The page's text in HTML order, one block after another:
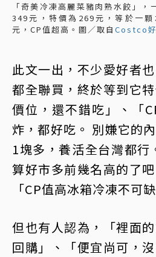
「奇美冷凍高麗菜豬肉熟水餃」
349元，特價為269元，等於一
元，CP值超高。圖／取自 Costco好
此文一出，不少愛好者
都全聯買，終於等到它
價位，還不錯吃」、「
炸，都好吃。 別嫌它的
1塊多，養活全台灣都行
算好市多前幾名高的了
「CP值高冰箱冷凍不可
但也有人認為，「裡面
回購」、「便宜尚可，